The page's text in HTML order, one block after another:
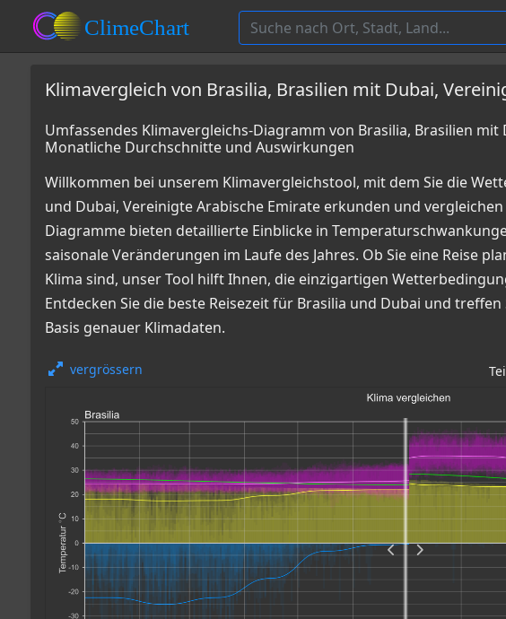
Klimavergleich von Brasilia, Brasilien mit Dubai,
Umfassendes Klimavergleichs-Diagramm von Brasilia, Brasilien
Monatliche Durchschnitte und Auswirkungen
Willkommen bei unserem Klimavergleichstool, mit dem Sie die
und Dubai, Vereinigte Arabische Emirate erkunden und
Diagramme bieten detaillierte Einblicke in
saisonale Veränderungen im Laufe des Jahres. Ob Sie eine Reise
Klima sind, unser Tool hilft Ihnen, die einzigartigen
Entdecken Sie die beste Reisezeit für Brasilia und Dubai und
Basis genauer Klimadaten.
vergrössern